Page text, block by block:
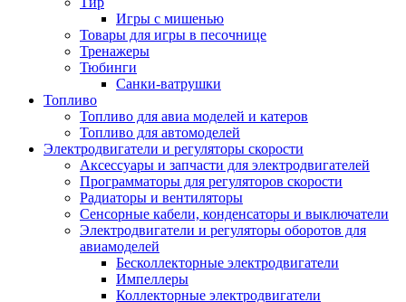
Игры с мишенью
Товары для игры в песочнице
Тренажеры
Тюбинги
Санки-ватрушки
Топливо
Топливо для авиа моделей и катеров
Топливо для автомоделей
Электродвигатели и регуляторы скорости
Аксессуары и запчасти для электродвигателей
Программаторы для регуляторов скорости
Радиаторы и вентиляторы
Сенсорные кабели, конденсаторы и выключатели
Электродвигатели и регуляторы оборотов для
авиамоделей
Бесколлекторные электродвигатели
Импеллеры
Коллекторные электродвигатели